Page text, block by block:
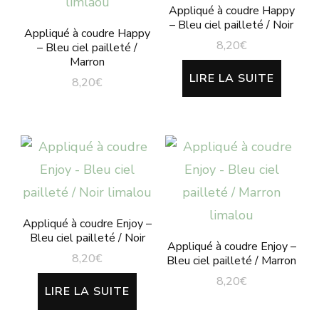
Appliqué à coudre Happy
– Bleu ciel pailleté /
Marron
8,20€
Appliqué à coudre Happy
– Bleu ciel pailleté / Noir
8,20€
LIRE LA SUITE
Appliqué à coudre Enjoy –
Bleu ciel pailleté / Noir
8,20€
LIRE LA SUITE
Appliqué à coudre Enjoy –
Bleu ciel pailleté / Marron
8,20€